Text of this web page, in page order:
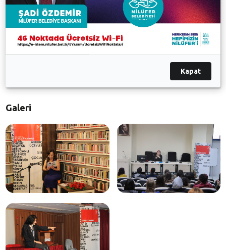
konaklamaya hak kazanan isimler bilgilendiriliyor.
http://golyazievi.nilufer.bel.tradresinden
Galeri
Kapat